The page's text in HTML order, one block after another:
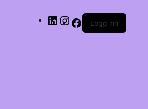
Logg inn